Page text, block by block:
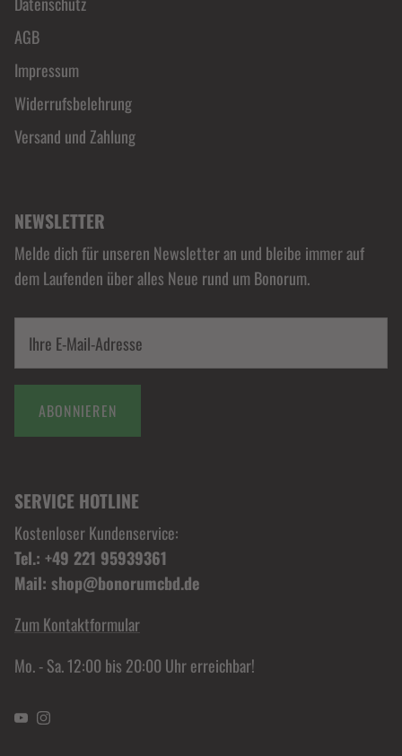
AGB
Impressum
Widerrufsbelehrung
Versand und Zahlung
NEWSLETTER
Melde dich für unseren Newsletter an und bleibe immer auf
dem Laufenden über alles Neue rund um Bonorum.
ABONNIEREN
SERVICE HOTLINE
Kostenloser Kundenservice:
Tel.: +49 221 95939361
Mail: shop@bonorumcbd.de
Zum Kontaktformular
Mo. - Sa. 12:00 bis 20:00 Uhr erreichbar!
YouTubeInstagram